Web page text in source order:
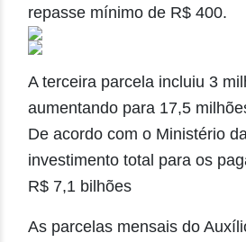
repasse mínimo de R$ 400.
A terceira parcela incluiu 3
aumentando para 17,5
De acordo com o Ministério
investimento total para os
R$ 7,1 bilhões
As parcelas mensais do